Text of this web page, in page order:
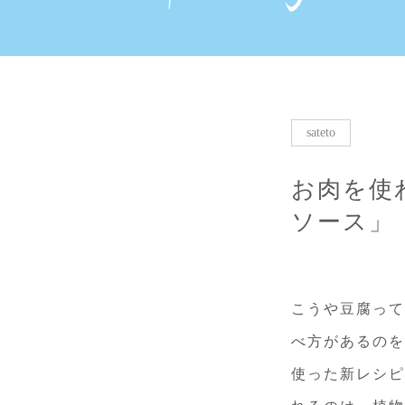
sateto
お肉を使
ソース」
こうや豆腐っ
べ方があるの
使った新レシ